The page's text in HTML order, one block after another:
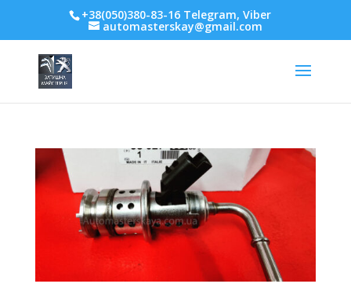
+38(050)380-83-16 Telegram, Viber
automasterskay@gmail.com